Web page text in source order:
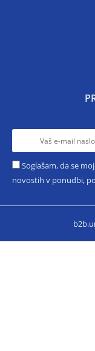
Soglašam, da se
novostih v ponudbi,